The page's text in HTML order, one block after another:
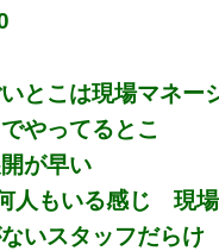
とこは現場マネー
やってるとこ
が早い
人もいる感じ 現
いスタッフだらけ